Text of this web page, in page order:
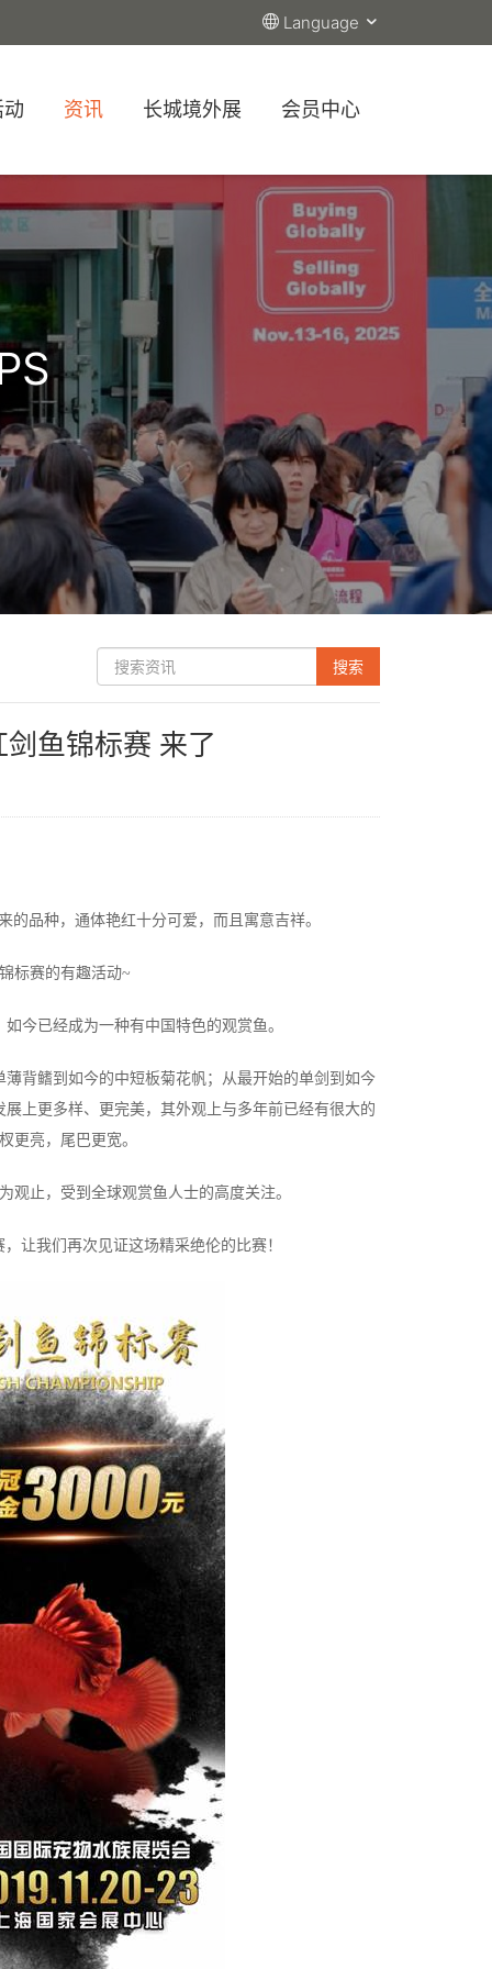
Language
资讯 长城境外展 会员中心
鱼锦标赛 来了
品种，通体艳红十分可爱，而且寓意吉祥。
标赛的有趣活动~
今已经成为一种有中国特色的观赏鱼。
背鳍到如今的中短板菊花帆；从最开始的单剑到如今
上更多样、更完美，其外观上与多年前已经有很大的
更亮，尾巴更宽。
止，受到全球观赏鱼人士的高度关注。
让我们再次见证这场精采绝伦的比赛！